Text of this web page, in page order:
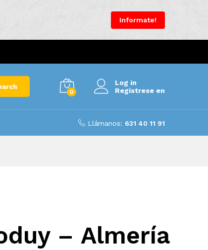
Informate!
0
Log in
Regístrese en
Llámanos: 631 40 11 91
– Almería